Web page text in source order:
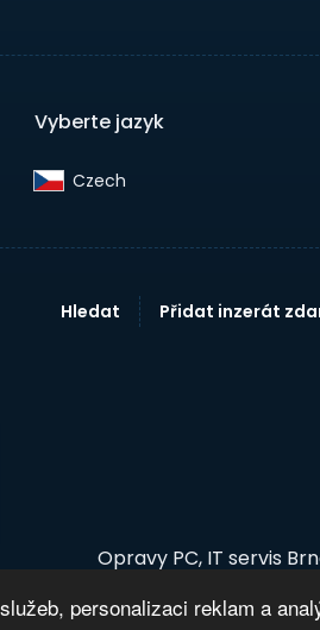
personalizaci reklam a
Vyberte jazyk
Czech‎
Hledat Přidat inzerát
Opravy PC, IT servis
© 2026 InzertníTržiště -